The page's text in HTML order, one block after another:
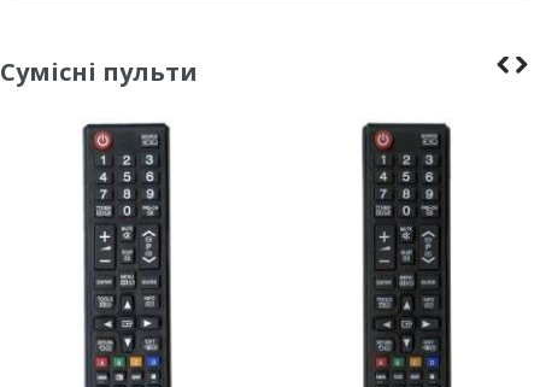
Сумісні пульти